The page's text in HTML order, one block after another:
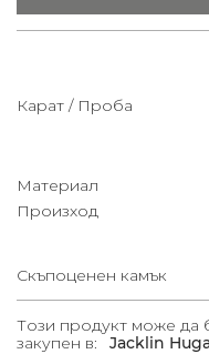
Карат / Проба
Материал
Произход
Скъпоценен камък
Този продукт може да
закупен в:
Jacklin